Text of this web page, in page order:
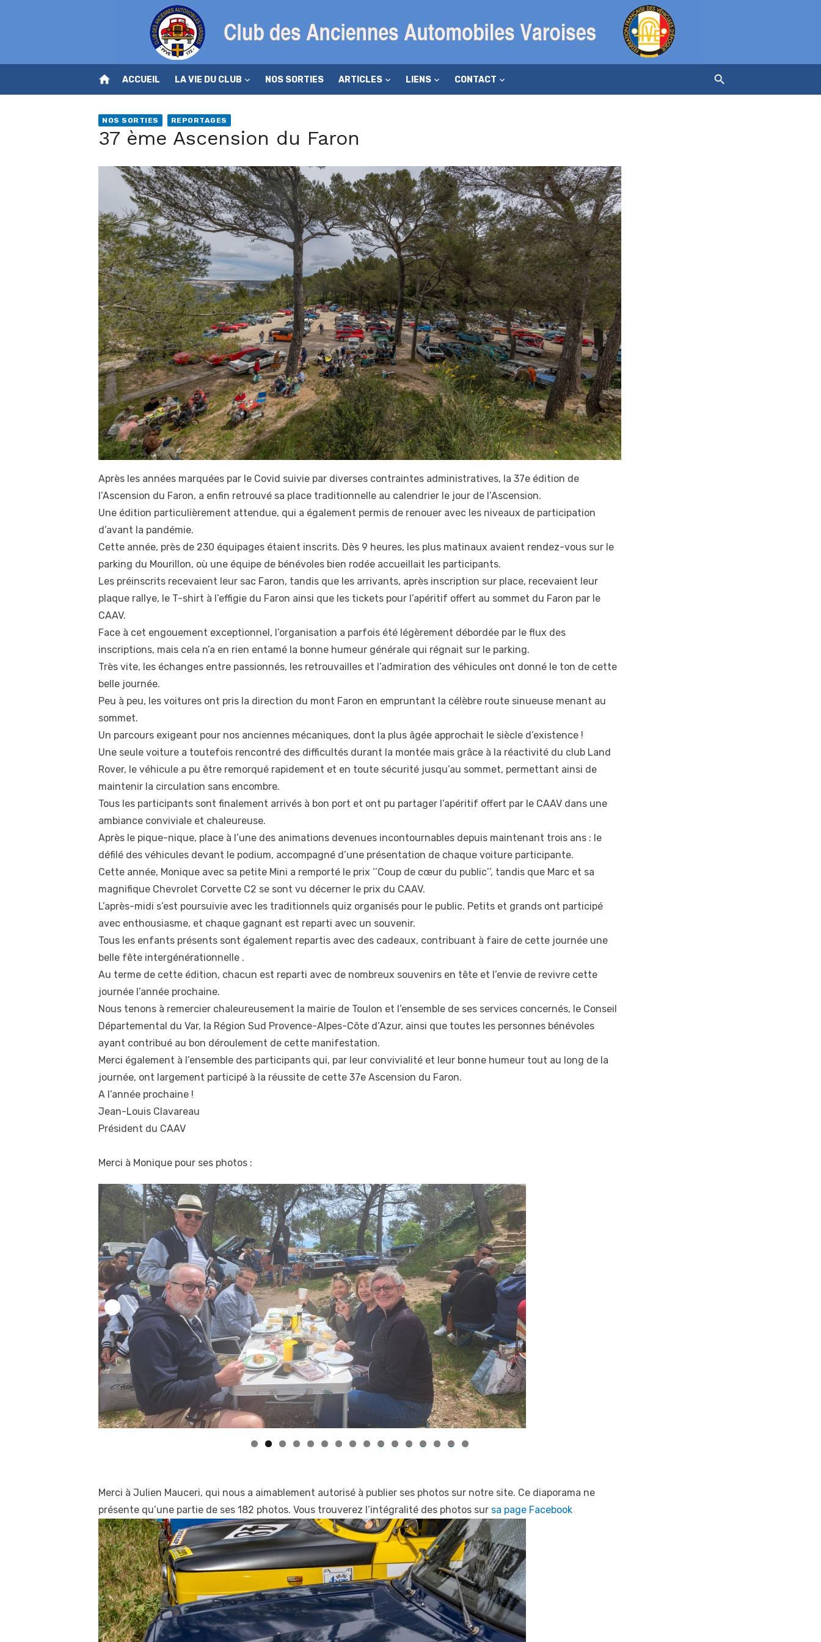
home ACCUEIL LA VIE DU CLUB NOS SORTIES ARTICLES LIENS CONTACT
NOS SORTIES REPORTAGES
37 ème Ascension du Faron
Après les années marquées par le Covid suivie par diverses contraintes administratives, la 37e édition de
l’Ascension du Faron, a enfin retrouvé sa place traditionnelle au calendrier le jour de l’Ascension.
Une édition particulièrement attendue, qui a également permis de renouer avec les niveaux de participation
d’avant la pandémie.
Cette année, près de 230 équipages étaient inscrits. Dès 9 heures, les plus matinaux avaient rendez-vous sur le
parking du Mourillon, où une équipe de bénévoles bien rodée accueillait les participants.
Les préinscrits recevaient leur sac Faron, tandis que les arrivants, après inscription sur place, recevaient leur
plaque rallye, le T-shirt à l’effigie du Faron ainsi que les tickets pour l’apéritif offert au sommet du Faron par le
CAAV.
Face à cet engouement exceptionnel, l’organisation a parfois été légèrement débordée par le flux des
inscriptions, mais cela n’a en rien entamé la bonne humeur générale qui régnait sur le parking.
Très vite, les échanges entre passionnés, les retrouvailles et l’admiration des véhicules ont donné le ton de cette
belle journée.
Peu à peu, les voitures ont pris la direction du mont Faron en empruntant la célèbre route sinueuse menant au
sommet.
Un parcours exigeant pour nos anciennes mécaniques, dont la plus âgée approchait le siècle d’existence !
Une seule voiture a toutefois rencontré des difficultés durant la montée mais grâce à la réactivité du club Land
Rover, le véhicule a pu être remorqué rapidement et en toute sécurité jusqu’au sommet, permettant ainsi de
maintenir la circulation sans encombre.
Tous les participants sont finalement arrivés à bon port et ont pu partager l’apéritif offert par le CAAV dans une
ambiance conviviale et chaleureuse.
Après le pique-nique, place à l’une des animations devenues incontournables depuis maintenant trois ans : le
défilé des véhicules devant le podium, accompagné d’une présentation de chaque voiture participante.
Cette année, Monique avec sa petite Mini a remporté le prix ‘’Coup de cœur du public’’, tandis que Marc et sa
magnifique Chevrolet Corvette C2 se sont vu décerner le prix du CAAV.
L’après-midi s’est poursuivie avec les traditionnels quiz organisés pour le public. Petits et grands ont participé
avec enthousiasme, et chaque gagnant est reparti avec un souvenir.
Tous les enfants présents sont également repartis avec des cadeaux, contribuant à faire de cette journée une
belle fête intergénérationnelle .
Au terme de cette édition, chacun est reparti avec de nombreux souvenirs en tête et l’envie de revivre cette
journée l’année prochaine.
Nous tenons à remercier chaleureusement la mairie de Toulon et l’ensemble de ses services concernés, le Conseil
Départemental du Var, la Région Sud Provence-Alpes-Côte d’Azur, ainsi que toutes les personnes bénévoles
ayant contribué au bon déroulement de cette manifestation.
Merci également à l’ensemble des participants qui, par leur convivialité et leur bonne humeur tout au long de la
journée, ont largement participé à la réussite de cette 37e Ascension du Faron.
A l’année prochaine !
Jean-Louis Clavareau
Président du CAAV
Merci à Monique pour ses photos :
0 1 2 3 4 5 6
Merci à Julien Mauceri, qui nous a aimablement autorisé à publier ses photos sur notre site. Ce diaporama ne
présente qu’une partie de ses 182 photos. Vous trouverez l’intégralité des photos sur sa page Facebook